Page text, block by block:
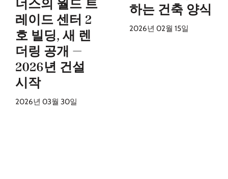
너스의 월드 트
레이드 센터 2
호 빌딩, 새 렌
더링 공개 —
2026년 건설
시작
2026년 03월 30일
하는 건축 양식
2026년 02월 15일